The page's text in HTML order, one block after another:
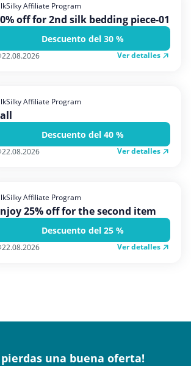
Affiliate Program
off for 2nd silk bedding piece-01
Descuento del 30 %
22.08.2026 Ver detalles
Affiliate Program
Descuento del 40 %
22.08.2026 Ver detalles
Affiliate Program
25% off for the second item
Descuento del 25 %
22.08.2026 Ver detalles
pierdas una buena oferta!